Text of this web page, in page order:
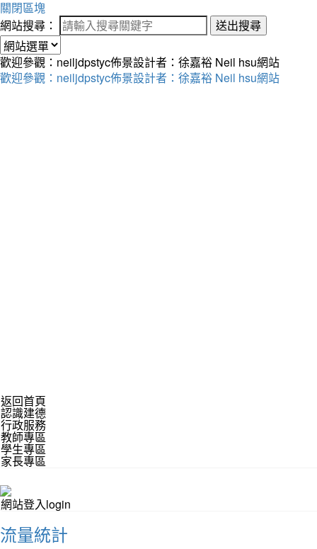
關閉區塊
網站搜尋：
送出搜尋
歡迎參觀：neiljdpstyc佈景設計者：徐嘉裕 Neil hsu網站
歡迎參觀：neiljdpstyc佈景設計者：徐嘉裕 Neil hsu網站
返回首頁
認識建德
行政服務
教師專區
學生專區
家長專區
網站登入login
流量統計